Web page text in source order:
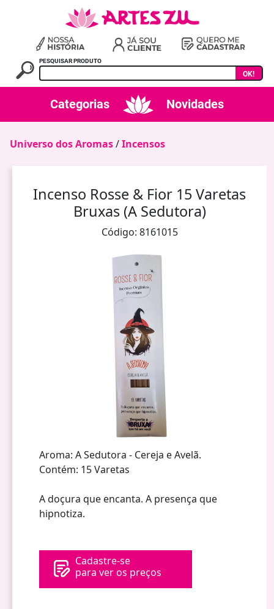
PESQUISAR PRODUTO
OK!
Categorias Novidades
Universo dos Aromas/Incensos
Incenso Rosse & Fior 15 Varetas
Bruxas (A Sedutora)
Código: 8161015
Aroma: A Sedutora - Cereja e Avelã.
Contém: 15 Varetas
A doçura que encanta. A presença que
hipnotiza.
Cadastre-se
para ver os preços